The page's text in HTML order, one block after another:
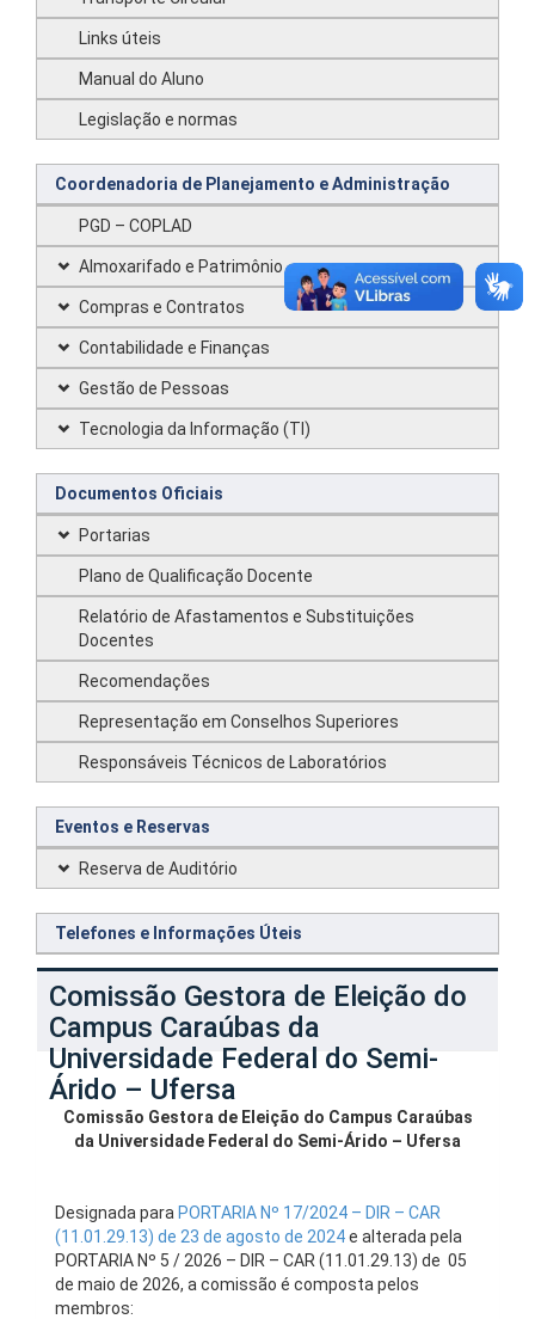
Links úteis
Manual do Aluno
Legislação e normas
Coordenadoria de Planejamento e Administração
PGD – COPLAD
Almoxarifado e Patrimônio
Compras e Contratos
Contabilidade e Finanças
Gestão de Pessoas
Tecnologia da Informação (TI)
Documentos Oficiais
Portarias
Plano de Qualificação Docente
Relatório de Afastamentos e Substituições
Docentes
Recomendações
Representação em Conselhos Superiores
Responsáveis Técnicos de Laboratórios
Eventos e Reservas
Reserva de Auditório
Telefones e Informações Úteis
Comissão Gestora de Eleição do
Campus Caraúbas da
Universidade Federal do Semi-
Árido – Ufersa
Comissão Gestora de Eleição do Campus Caraúbas
da Universidade Federal do Semi-Árido – Ufersa
Designada para PORTARIA Nº 17/2024 – DIR – CAR
(11.01.29.13) de 23 de agosto de 2024e alterada pela
PORTARIA Nº 5 / 2026 – DIR – CAR (11.01.29.13) de 05
de maio de 2026, a comissão é composta pelos
membros: